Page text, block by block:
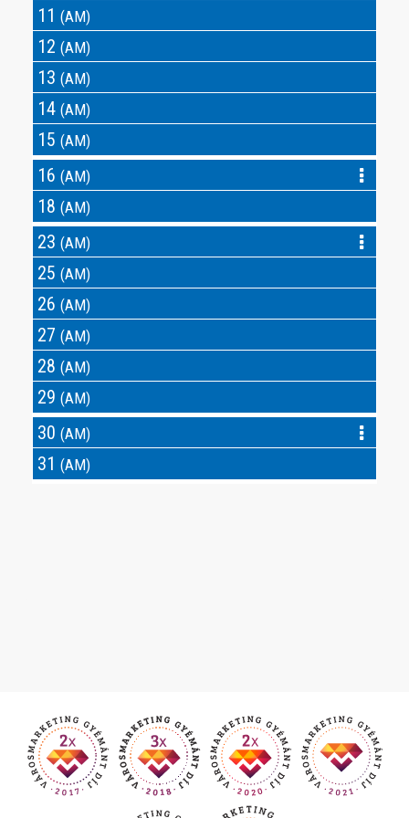
11 (AM)
12 (AM)
13 (AM)
14 (AM)
15 (AM)
16 (AM)
18 (AM)
23 (AM)
25 (AM)
26 (AM)
27 (AM)
28 (AM)
29 (AM)
30 (AM)
31 (AM)